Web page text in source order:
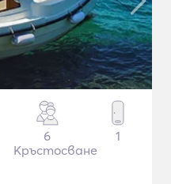
6
Кръстосване
1